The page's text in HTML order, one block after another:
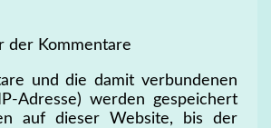
der Kommentare
und die damit verbundenen
Adresse) werden gespeichert
auf dieser Website, bis der